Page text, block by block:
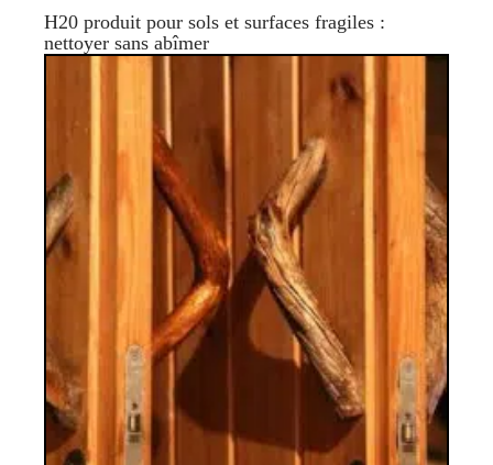
H20 produit pour sols et surfaces fragiles :
nettoyer sans abîmer